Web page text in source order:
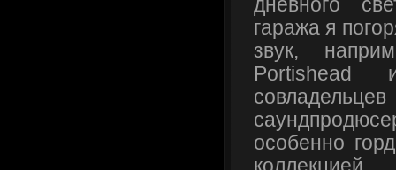
дневного
гаража я
звук,
особенно